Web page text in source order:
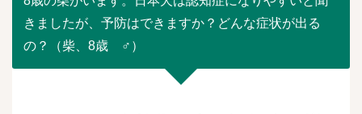
きましたが、予防はできますか？どんな症状が出る
の？（柴、8歳 ♂）